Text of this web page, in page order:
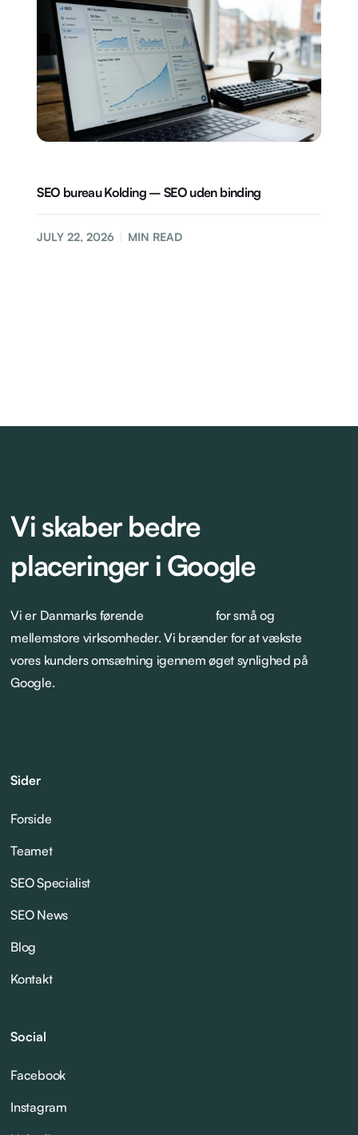
SEO bureau Kolding – SEO uden binding
JULY 22, 2026 MIN READ
Vi skaber bedre
placeringer i Google
Vi er Danmarks førende
for små og
mellemstore virksomheder. Vi brænder for at vækste
vores kunders omsætning igennem øget synlighed på
Google.
Sider
Forside
Teamet
SEO Specialist
SEO News
Blog
Kontakt
Social
Facebook
Instagram